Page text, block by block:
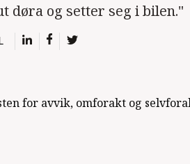
døra og setter seg i bilen."